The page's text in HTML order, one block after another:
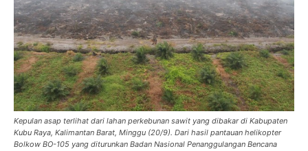
Kepulan asap terlihat dari lahan perkebunan sawit yang dibakar di Kabupaten
Kubu Raya, Kalimantan Barat, Minggu (20/9). Dari hasil pantauan helikopter
Bolkow BO-105 yang diturunkan Badan Nasional Penanggulangan Bencana